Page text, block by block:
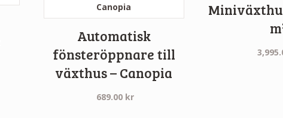
Automatisk
fönsteröppnare till
växthus – Canopia
689.00 kr